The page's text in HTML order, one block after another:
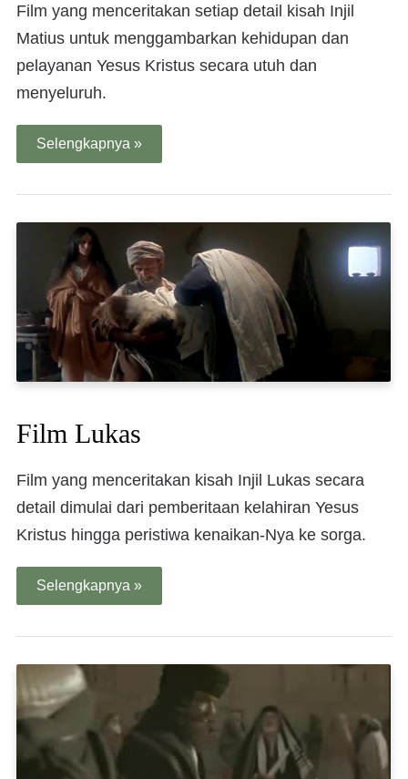
Film yang menceritakan setiap detail kisah Injil
Matius untuk menggambarkan kehidupan dan
pelayanan Yesus Kristus secara utuh dan
menyeluruh.
Selengkapnya »
Film Lukas
Film yang menceritakan kisah Injil Lukas secara
detail dimulai dari pemberitaan kelahiran Yesus
Kristus hingga peristiwa kenaikan-Nya ke sorga.
Selengkapnya »